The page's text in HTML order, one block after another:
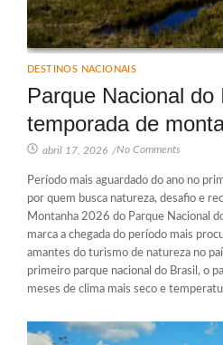
DESTINOS NACIONAIS
Parque Nacional do
temporada de
abril 17, 2026 /No Comments
Período mais aguardado do ano no
por quem busca natureza, desafio e
Montanha 2026 do Parque Nacional
marca a chegada do período mais
amantes do turismo de natureza no
primeiro parque nacional do Brasil, o
meses de clima mais seco e